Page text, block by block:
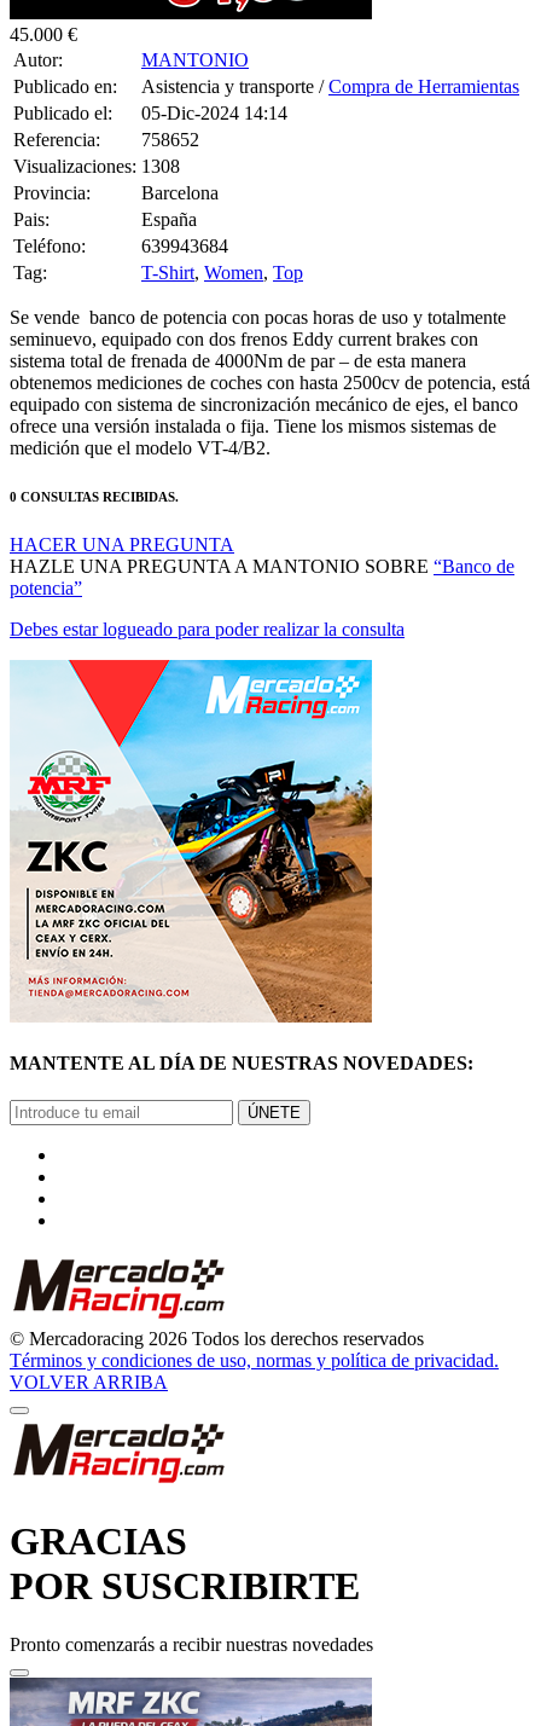
Autor:
Publicado en:
Asistencia y transporte /
Publicado el:
05-Dic-2024 14:14
Referencia:
758652
Visualizaciones:
1308
Provincia:
Barcelona
Pais:
España
Teléfono:
639943684
Tag:
T-Shirt,Women
Se vende banco de potencia con pocas horas de uso y totalmente
seminuevo, equipado con dos frenos Eddy current brakes con
sistema total de frenada de 4000Nm de par – de esta manera
obtenemos mediciones de coches con hasta 2500cv de potencia, está
equipado con sistema de sincronización mecánico de ejes, el banco
ofrece una versión instalada o fija. Tiene los mismos sistemas de
medición que el modelo VT-4/B2.
HAZLE UNA PREGUNTA A MANTONIO SOBRE
potencia”
Debes estar logueado para poder realizar la consulta
© Mercadoracing 2026 Todos los derechos reservados
Términos y condiciones de uso, normas y política de privacidad.
VOLVER ARRIBA
POR SUSCRIBIRTE